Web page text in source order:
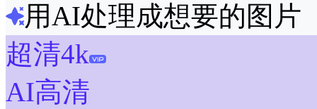
用AI处理成想要的图片
超清4k
AI高清